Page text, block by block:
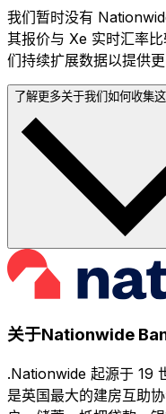
我们暂时没有
其报价与 Xe 实时汇率
们持续扩展数据以提供更
了解更多关于我们如何收集
关于Nationwide
.Nationwide 起源于 19
是英国最大的建房互助